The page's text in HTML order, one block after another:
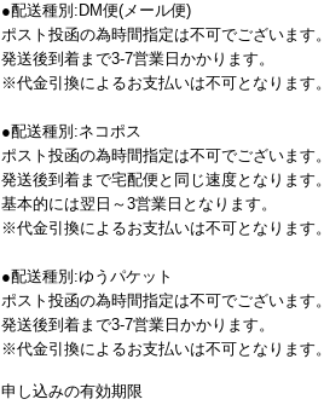
●配送種別:DM便(メール便)
ポスト投函の為時間指定は不可でございます。
発送後到着まで3-7営業日かかります。
※代金引換によるお支払いは不可となります。
●配送種別:ネコポス
ポスト投函の為時間指定は不可でございます。
発送後到着まで宅配便と同じ速度となります。
基本的には翌日～3営業日となります。
※代金引換によるお支払いは不可となります。
●配送種別:ゆうパケット
ポスト投函の為時間指定は不可でございます。
発送後到着まで3-7営業日かかります。
※代金引換によるお支払いは不可となります。
申し込みの有効期限